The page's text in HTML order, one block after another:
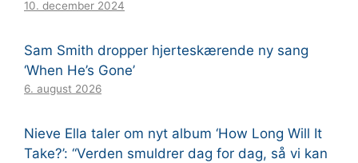
10. december 2024
Sam Smith dropper hjerteskærende ny sang
‘When He’s Gone’
6. august 2026
Nieve Ella taler om nyt album ‘How Long Will It
Take?’: “Verden smuldrer dag for dag, så vi kan